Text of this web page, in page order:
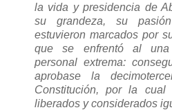
la vida y presidencia de
su grandeza, su
estuvieron marcados por
que se enfrentó al
personal extrema:
aprobase la
Constitución, por la cual
liberados y considerados